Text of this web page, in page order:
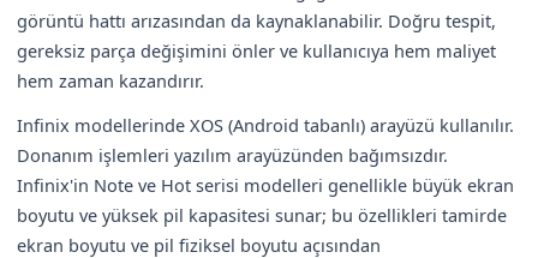
görüntü hattı arızasından da kaynaklanabilir. Doğru tespit,
gereksiz parça değişimini önler ve kullanıcıya hem maliyet
hem zaman kazandırır.
Infinix modellerinde XOS (Android tabanlı) arayüzü kullanılır.
Donanım işlemleri yazılım arayüzünden bağımsızdır.
Infinix'in Note ve Hot serisi modelleri genellikle büyük ekran
boyutu ve yüksek pil kapasitesi sunar; bu özellikleri tamirde
ekran boyutu ve pil fiziksel boyutu açısından